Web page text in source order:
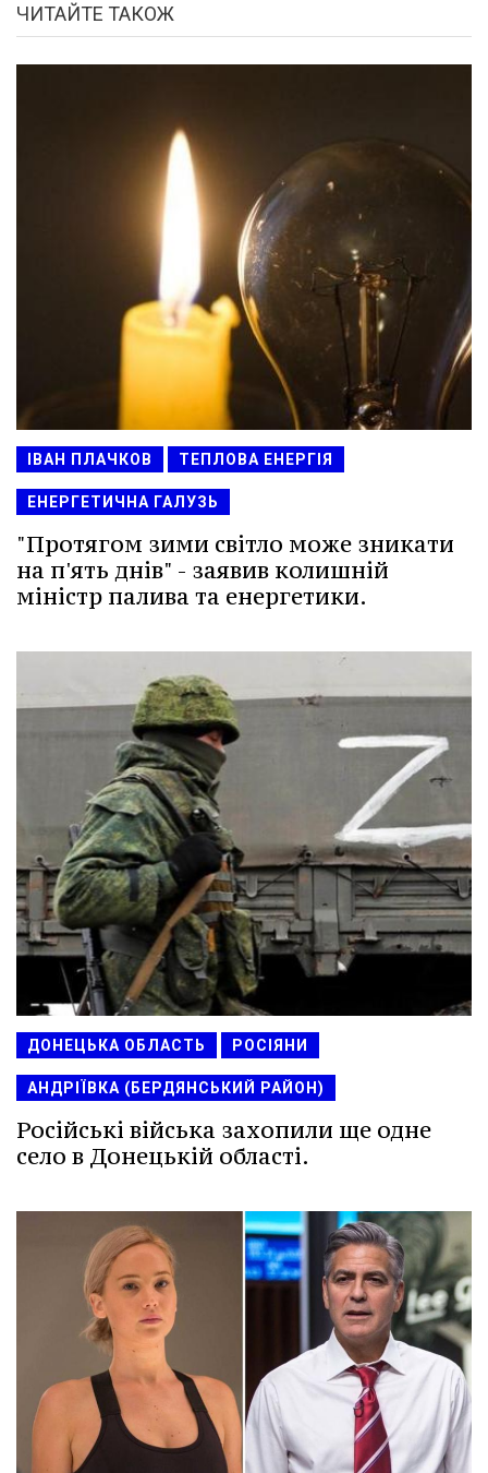
ЧИТАЙТЕ ТАКОЖ
ІВАН ПЛАЧКОВ ТЕПЛОВА ЕНЕРГІЯ
ЕНЕРГЕТИЧНА ГАЛУЗЬ
"Протягом зими світло може зникати
на п'ять днів" - заявив колишній
міністр палива та енергетики.
ДОНЕЦЬКА ОБЛАСТЬ РОСІЯНИ
АНДРІЇВКА (БЕРДЯНСЬКИЙ РАЙОН)
Російські війська захопили ще одне
село в Донецькій області.